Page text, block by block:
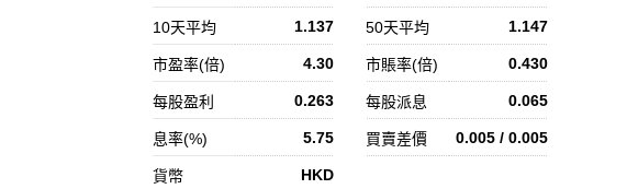
10天平均 1.137 50天平均 1.147
市盈率(倍) 4.30 市賬率(倍) 0.430
每股盈利 0.263 每股派息 0.065
息率(%) 5.75 買賣差價 0.005 / 0.005
貨幣 HKD